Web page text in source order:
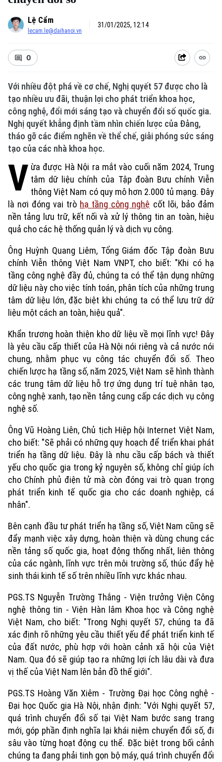
Xu hướng
Lệ Cẩm
lecam.le@daihanoi.vn
31/01/2025, 12:14
0
Với nhiều đột phá về cơ chế, Nghị quyết 57 được cho là
tạo nhiều ưu đãi, thuận lợi cho phát triển khoa học,
công nghệ, đổi mới sáng tạo và chuyển đổi số quốc gia.
Nghị quyết khẳng định tầm nhìn chiến lược của Đảng,
tháo gỡ các điểm nghẽn về thể chế, giải phóng sức sáng
tạo của các nhà khoa học.
V ừa được Hà Nội ra mắt vào cuối năm 2024, Trung
tâm dữ liệu chính của Tập đoàn Bưu chính Viễn
thông Việt Nam có quy mô hơn 2.000 tủ mạng. Đây
là nơi đóng vai trò hạ tầng công nghệ cốt lõi, bảo đảm
nền tảng lưu trữ, kết nối và xử lý thông tin an toàn, hiệu
quả cho các hệ thống quản lý và dịch vụ công.
Ông Huỳnh Quang Liêm, Tổng Giám đốc Tập đoàn Bưu
chính Viễn thông Việt Nam VNPT, cho biết: "Khi có hạ
tầng công nghệ đầy đủ, chúng ta có thể tận dụng những
dữ liệu này cho việc tính toán, phân tích của những trung
tâm dữ liệu lớn, đặc biệt khi chúng ta có thể lưu trữ dữ
liệu một cách an toàn, hiệu quả".
Khẩn trương hoàn thiện kho dữ liệu về mọi lĩnh vực! Đây
là yêu cầu cấp thiết của Hà Nội nói riêng và cả nước nói
chung, nhằm phục vụ công tác chuyển đổi số. Theo
chiến lược hạ tầng số, năm 2025, Việt Nam sẽ hình thành
các trung tâm dữ liệu hỗ trợ ứng dụng trí tuệ nhân tạo,
công nghệ xanh, tạo nền tảng cung cấp các dịch vụ công
nghệ số.
Ông Vũ Hoàng Liên, Chủ tịch Hiệp hội Internet Việt Nam,
cho biết: "Sẽ phải có những quy hoạch để triển khai phát
triển hạ tầng dữ liệu. Đây là nhu cầu cấp bách và thiết
yếu cho quốc gia trong kỷ nguyên số, không chỉ giúp ích
cho Chính phủ điện tử mà còn đóng vai trò quan trọng
phát triển kinh tế quốc gia cho các doanh nghiệp, cá
nhân".
Bên cạnh đầu tư phát triển hạ tầng số, Việt Nam cũng sẽ
đẩy mạnh việc xây dựng, hoàn thiện và dùng chung các
nền tảng số quốc gia, hoạt động thống nhất, liên thông
của các ngành, lĩnh vực trên môi trường số, thúc đẩy hệ
sinh thái kinh tế số trên nhiều lĩnh vực khác nhau.
PGS.TS Nguyễn Trường Thắng - Viện trưởng Viện Công
nghệ thông tin - Viện Hàn lâm Khoa học và Công nghệ
Việt Nam, cho biết: "Trong Nghị quyết 57, chúng ta đã
xác định rõ những yêu cầu thiết yếu để phát triển kinh tế
của đất nước, phù hợp với hoàn cảnh xã hội của Việt
Nam. Qua đó sẽ giúp tạo ra những lợi ích lâu dài và đưa
vị thế của Việt Nam lên bản đồ thế giới".
PGS.TS Hoàng Văn Xiêm - Trường Đại học Công nghệ -
Đại học Quốc gia Hà Nội, nhận định: "Với Nghị quyết 57,
quá trình chuyển đổi số tại Việt Nam bước sang trang
mới, góp phần định nghĩa lại khái niệm chuyển đổi số, đi
sâu vào từng hoạt động cụ thể. Đặc biệt trong bối cảnh
chúng ta đang phải tinh gọn bộ máy, quá trình chuyển đổi